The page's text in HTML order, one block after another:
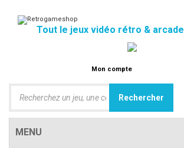
Tout le jeux vidéo rétro & arcade
Mon compte
MENU